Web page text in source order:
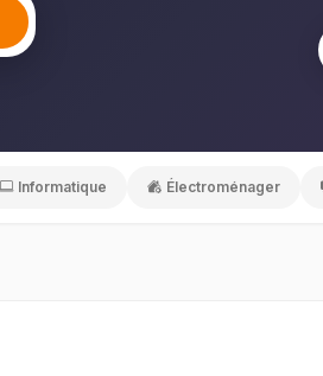
Informatique Électroménager